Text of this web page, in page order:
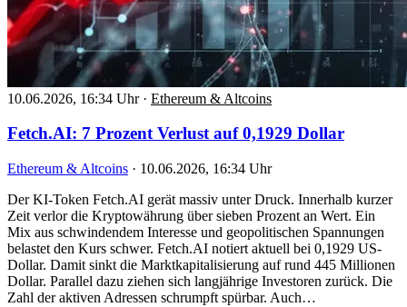
10.06.2026, 16:34 Uhr · Ethereum & Altcoins
Fetch.AI: 7 Prozent Verlust auf 0,1929 Dollar
Ethereum & Altcoins · 10.06.2026, 16:34 Uhr
Der KI-Token Fetch.AI gerät massiv unter Druck. Innerhalb kurzer
Zeit verlor die Kryptowährung über sieben Prozent an Wert. Ein
Mix aus schwindendem Interesse und geopolitischen Spannungen
belastet den Kurs schwer. Fetch.AI notiert aktuell bei 0,1929 US-
Dollar. Damit sinkt die Marktkapitalisierung auf rund 445 Millionen
Dollar. Parallel dazu ziehen sich langjährige Investoren zurück. Die
Zahl der aktiven Adressen schrumpft spürbar. Auch…